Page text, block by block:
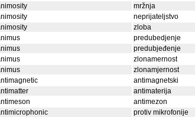
mržnja
neprijateljstvo
zloba
predubedjenje
predubjeđenje
zlonamernost
zlonamjernost
antimagnetski
antimaterija
antimezon
protiv mikrofonije